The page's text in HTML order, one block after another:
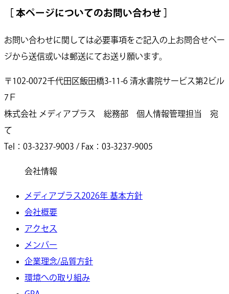
［ 本ページについてのお問い合わせ ］
お問い合わせに関しては必要事項をご記入の上お問合せペー
ジから送信或いは郵送にてお送り願います。
〒102-0072千代田区飯田橋3-11-6 清水書院サービス第2ビル
7Ｆ
株式会社 メディアプラス 総務部 個人情報管理担当 宛
て
Tel：03-3237-9003 / Fax：03-3237-9005
会社情報
メディアプラス2026年 基本方針
会社概要
アクセス
メンバー
企業理念/品質方針
環境への取り組み